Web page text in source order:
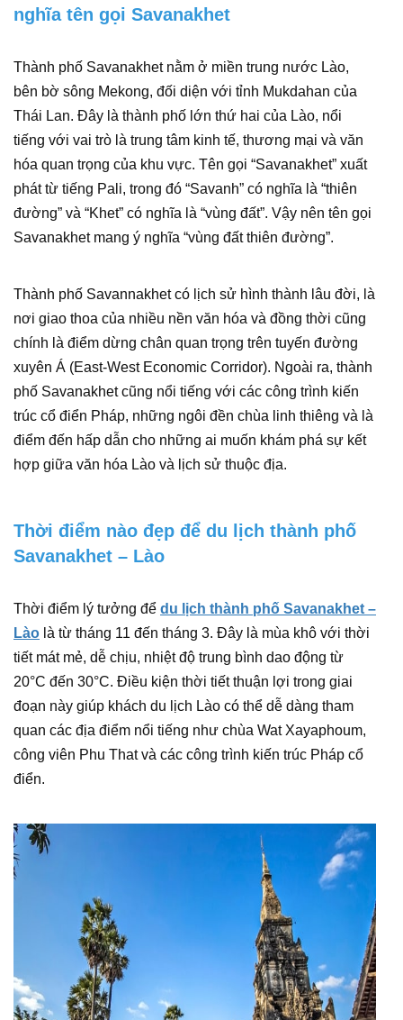
nghĩa tên gọi Savanakhet
Thành phố Savanakhet nằm ở miền trung nước Lào,
bên bờ sông Mekong, đối diện với tỉnh Mukdahan của
Thái Lan. Đây là thành phố lớn thứ hai của Lào, nổi
tiếng với vai trò là trung tâm kinh tế, thương mại và văn
hóa quan trọng của khu vực. Tên gọi “Savanakhet” xuất
phát từ tiếng Pali, trong đó “Savanh” có nghĩa là “thiên
đường” và “Khet” có nghĩa là “vùng đất”. Vậy nên tên gọi
Savanakhet mang ý nghĩa “vùng đất thiên đường”.
Thành phố Savannakhet có lịch sử hình thành lâu đời, là
nơi giao thoa của nhiều nền văn hóa và đồng thời cũng
chính là điểm dừng chân quan trọng trên tuyến đường
xuyên Á (East-West Economic Corridor). Ngoài ra, thành
phố Savanakhet cũng nổi tiếng với các công trình kiến
trúc cổ điển Pháp, những ngôi đền chùa linh thiêng và là
điểm đến hấp dẫn cho những ai muốn khám phá sự kết
hợp giữa văn hóa Lào và lịch sử thuộc địa.
Thời điểm nào đẹp để du lịch thành phố
Savanakhet – Lào
Thời điểm lý tưởng để du lịch thành phố Savanakhet –
Lào là từ tháng 11 đến tháng 3. Đây là mùa khô với thời
tiết mát mẻ, dễ chịu, nhiệt độ trung bình dao động từ
20°C đến 30°C. Điều kiện thời tiết thuận lợi trong giai
đoạn này giúp khách du lịch Lào có thể dễ dàng tham
quan các địa điểm nổi tiếng như chùa Wat Xayaphoum,
công viên Phu That và các công trình kiến trúc Pháp cổ
điển.